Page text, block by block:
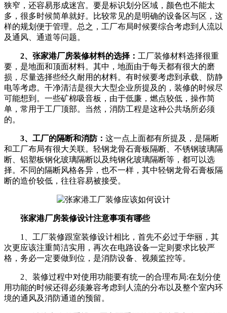
狭窄，还容易形成迷宫。要是标识划分区域，颜色也不能太
多，很多时候简单就好。比较常见的是明确的设备区与区，这
样的规划便于管理。总之，工厂布局时候要综合考虑到人流以
及通风、通道等问题。
2、张家港厂房装修材料的选择： 工厂装修材料选择很重
要，是地面和顶面材料。其中，地面由于每天都有很大的磨
损，尽量选择些经久耐用的材料。有时候要考虑到承载、防静
电等考虑。干净清洁是很大大型企业所提及的，装修的时候尽
可能想到。一些矿棉吸音板，由于低廉，燃点较低，操作简
单，常用于工厂顶部。当然，消防工程是这种公共场所必须
的。
3、工厂的隔断和消防： 这一点上面都有所提及，是隔断
和工厂布局有很大关联。轻钢龙骨石膏板隔断、不锈钢玻璃隔
断、铝塑板钢化玻璃隔断以及纯钢化玻璃隔断等，都可以选
择。不同的隔断风格各异，也不一样，其中轻钢龙骨石膏板隔
断的造价较低，往往容易被接受。
张家港厂房装修设计注意事项有哪些
1、工厂装修跟室装修设计相比，首先不必过于华丽，其
次更应该注重简洁实用，再次在电路设备一定则要求比较严
格，务必一定要做到位，是消防设备、视频监控等。
2、装修过程中对使用功能要有统一的合理布局:在划分使
用功能的时候还得必须兼容考虑到人流的分布以及整个室内环
境的通风及消防通道的预留。